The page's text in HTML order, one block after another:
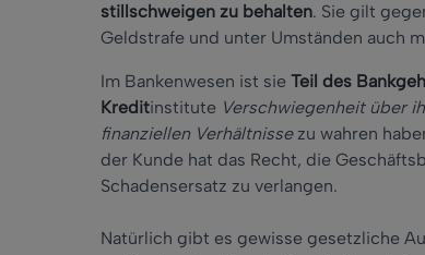
stillschweigen zu behalten. Sie gilt
Geldstrafe und unter Umständen auch
Im Bankenwesen ist sie Teil des
Kreditinstitute Verschwiegenheit über
finanziellen Verhältnissezu wahren
der Kunde hat das Recht, die
Schadensersatz zu verlangen.
Natürlich gibt es gewisse gesetzliche